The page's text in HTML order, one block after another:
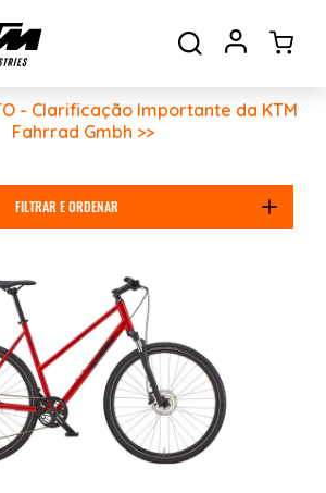
- Clarificação Importante da KTM
Fahrrad Gmbh >>
FILTRAR E ORDENAR